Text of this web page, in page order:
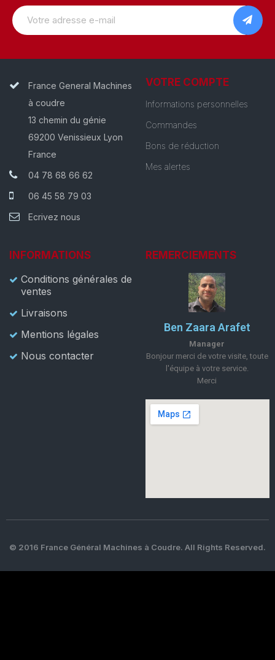
France General Machines
à coudre
13 chemin du génie
69200 Venissieux Lyon
France
04 78 68 66 62
06 45 58 79 03
Ecrivez nous
VOTRE COMPTE
Informations personnelles
Commandes
Bons de réduction
Mes alertes
INFORMATIONS
Conditions générales de
ventes
Livraisons
Mentions légales
Nous contacter
REMERCIEMENTS
Ben Zaara Arafet
Manager
Bonjour merci de votre visite, toute
l'équipe à votre service.
Merci
© 2016 France Général Machines à Coudre. All Rights Reserved.